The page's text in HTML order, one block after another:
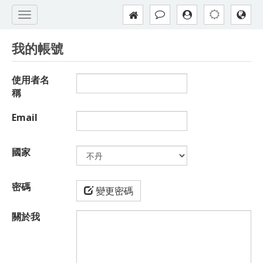
我的帳號
使用者名
稱
Email
國家
密碼
變更密碼
關於我